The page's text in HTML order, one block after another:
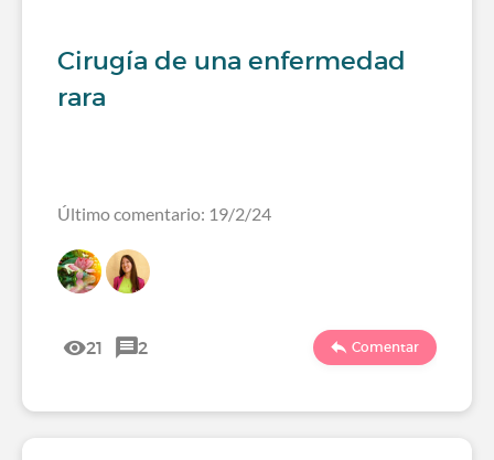
Cirugía de una enfermedad
rara
Último comentario: 19/2/24
21 2 Comentar